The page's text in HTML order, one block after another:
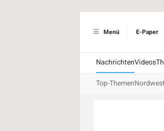
Menü E-Paper
NachrichtenVideos
Top-ThemenNordwest